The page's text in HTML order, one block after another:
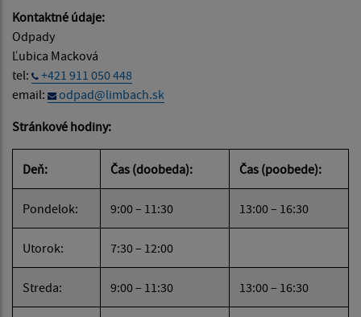
Kontaktné údaje:
Odpady
Ľubica Macková
tel:
+421 911 050 448
email:
odpad@limbach.sk
Stránkové hodiny:
Deň: Čas (doobeda): Čas (poobede):
Pondelok: 9:00 – 11:30 13:00 – 16:30
Utorok: 7:30 – 12:00
Streda: 9:00 – 11:30 13:00 – 16:30